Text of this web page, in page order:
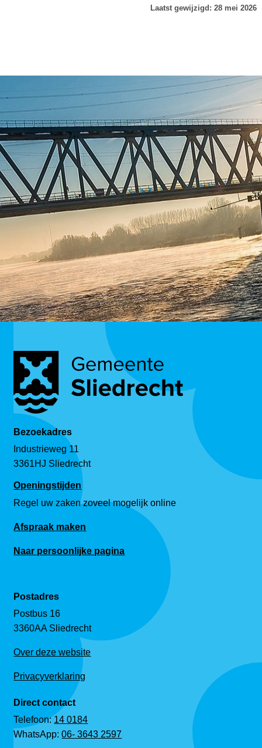
Laatst gewijzigd: 28 mei 2026
Bezoekadres
Industrieweg 11
3361HJ Sliedrecht
Openingstijden
Regel uw zaken zoveel mogelijk online
Afspraak maken
Naar persoonlijke pagina
Postadres
Postbus 16
3360AA Sliedrecht
Over deze website
Privacyverklaring
Direct contact
Telefoon:14 0184
WhatsApp:06- 3643 2597